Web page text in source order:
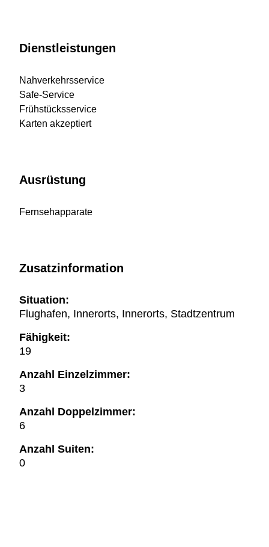
Dienstleistungen
Nahverkehrsservice
Safe-Service
Frühstücksservice
Karten akzeptiert
Ausrüstung
Fernsehapparate
Zusatzinformation
Situation:
Flughafen, Innerorts, Innerorts, Stadtzentrum
Fähigkeit:
19
Anzahl Einzelzimmer:
3
Anzahl Doppelzimmer:
6
Anzahl Suiten:
0